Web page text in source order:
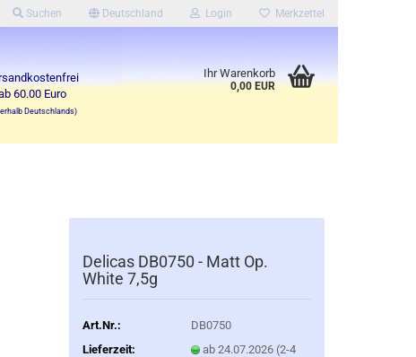
Suchen Deutschland Login Merkzettel
60.00 Euro
Deutschlands)
Ihr Warenkorb
0,00 EUR
Delicas DB0750 - Matt Op.
White 7,5g
Art.Nr.:
DB0750
Lieferzeit:
ab 24.07.2026 (2-4